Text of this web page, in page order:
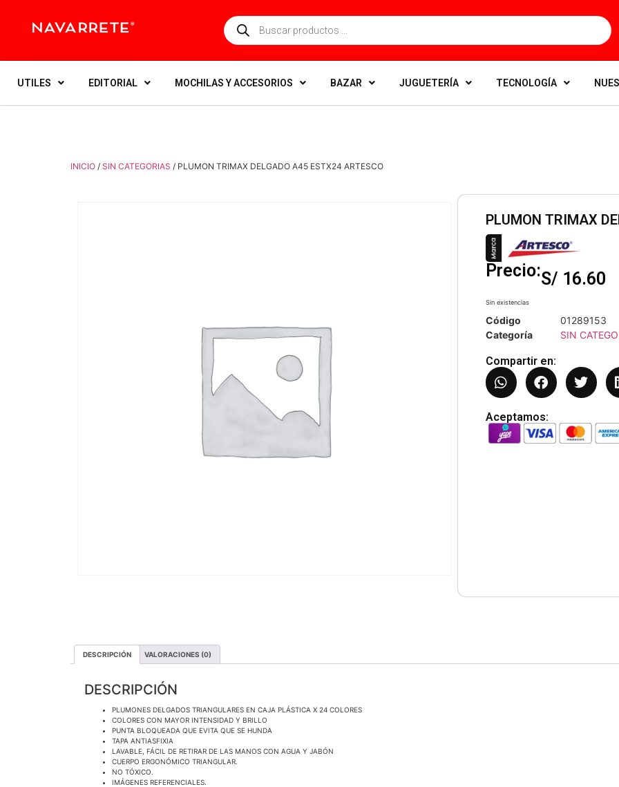
UTILES EDITORIAL MOCHILAS Y ACCESORIOS BAZAR JUGUETERÍA TECNOLOGÍA
INICIO / SIN CATEGORIAS / PLUMON TRIMAX DELGADO A45 ESTX24 ARTESCO
PLUMON TRIMAX
Precio:S/ 16.60
Sin existencias
Código
01289153
Categoría
SIN
Compartir en:
Aceptamos:
DESCRIPCIÓN VALORACIONES (0)
DESCRIPCIÓN
PLUMONES DELGADOS TRIANGULARES EN CAJA PLÁSTICA X 24 COLORES
COLORES CON MAYOR INTENSIDAD Y BRILLO
PUNTA BLOQUEADA QUE EVITA QUE SE HUNDA
TAPA ANTIASFIXIA
LAVABLE, FÁCIL DE RETIRAR DE LAS MANOS CON AGUA Y JABÓN
CUERPO ERGONÓMICO TRIANGULAR.
NO TÓXICO.
IMÁGENES REFERENCIALES.